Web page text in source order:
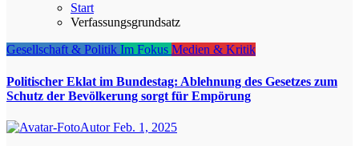
Start
Verfassungsgrundsatz
Gesellschaft & Politik Im Fokus Medien & Kritik
Politischer Eklat im Bundestag: Ablehnung des Gesetzes zum
Schutz der Bevölkerung sorgt für Empörung
AutorFeb. 1, 2025